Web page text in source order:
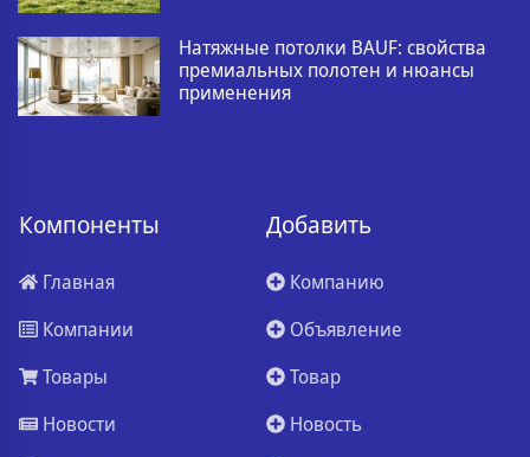
Натяжные потолки BAUF: свойства
премиальных полотен и нюансы
применения
Компоненты
Главная
Компании
Товары
Новости
Добавить
Компанию
Объявление
Товар
Новость